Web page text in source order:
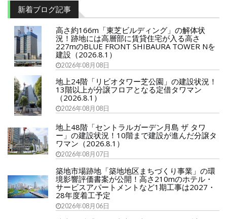
新着ブログ記事
高さ約166m「東芝ビルディング」の解体状
況！跡地には高層部に賃貸住宅が入る高さ
227mのBLUE FRONT SHIBAURA TOWER Nを
建設（2026.8.1）
2026年08月08日
地上24階「リビオタワー芝公園」の建設状況！
13階以上が分譲フロアとなる定借タワマン
（2026.8.1）
2026年08月08日
地上48階「セントラルガーデン月島 ザ タワ
ー」の建設状況！10階まで建設が進んだ分譲タ
ワマン（2026.8.1）
2026年08月07日
築地市場跡地「築地地区まちづくり事業」の環
境影響評価書案が公開！高さ210mのホテル・
サービスアパートメントなど1期工事は2027・
28年度着工予定
2026年08月06日